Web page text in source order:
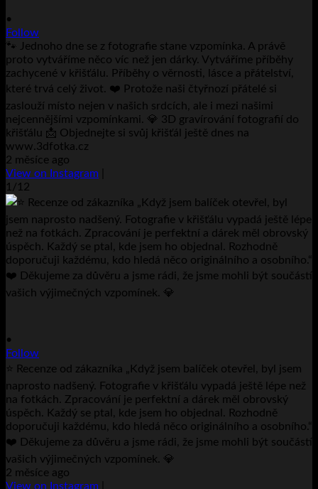
•
Follow
🐾 Jednoho dne se z fotografie stane vzpomínka. A právě
proto vytváříme něco víc než jen dárky. Vytváříme příběhy
zachycené v křišťálu. Příběhy o věrnosti, lásce a přátelství,
které trvá celý život. ❤️ Protože naši čtyřnozí přátelé si
zaslouží místo nejen v našich srdcích, ale i mezi našimi
nejcennějšími vzpomínkami. 💎 3D gravírování fotografií do
křišťálu 📩 Objednejte si svůj křišťál ještě dnes na
www.3dfotka.cz
2 měsíce ago
View on Instagram
1/12
•
Follow
⭐ Recenze od zákazníka „Když jsem balíček otevřel, byl jsem
naprosto nadšený. Fotografie v křišťálu vypadá ještě lépe než
na fotkách. Zpracování je perfektní a dárek měl obrovský
úspěch. Každý se ptal, kde jsem ho objednal. Rozhodně
doporučuji každému, kdo hledá něco originálního a osobního.“
❤️ Děkujeme za důvěru a jsme rádi, že jsme mohli být součástí
vašich výjimečných vzpomínek. 💎
2 měsíce ago
View on Instagram